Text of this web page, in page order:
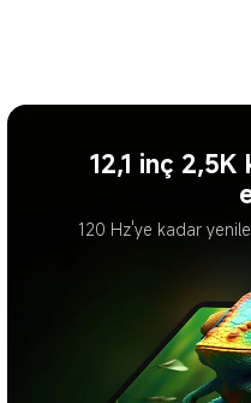
12,1 inç
120 Hz'ye kadar